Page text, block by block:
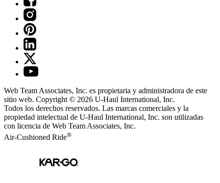
Web Team Associates, Inc. es propietaria y administradora de este
sitio web. Copyright © 2026 U-Haul International, Inc.
Todos los derechos reservados. Las marcas comerciales y la
propiedad intelectual de U-Haul International, Inc. son utilizadas
con licencia de Web Team Associates, Inc.
Air-Cushioned Ride®